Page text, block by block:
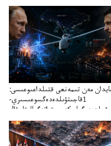
مەن تىمەنعى قتىلداعىوعىسى:
1قاجىتۋىلدەدەگسوعىسىري-